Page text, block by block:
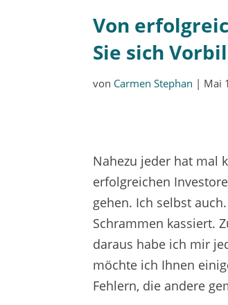
Von
Sie sich
von Carmen Stephan | Mai
Nahezu jeder hat mal
erfolgreichen
gehen. Ich selbst
Schrammen kassiert.
daraus habe ich mir
möchte ich Ihnen
Fehlern, die andere